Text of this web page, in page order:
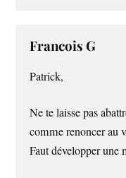
Francois G
Patrick,
Ne te laisse pas
comme renoncer au
Faut développer une